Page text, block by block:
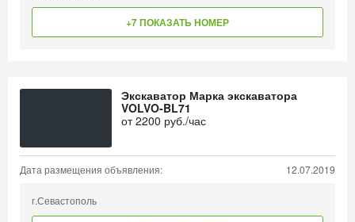
+7 ПОКАЗАТЬ НОМЕР
Экскаватор Марка экскаватора
VOLVO-BL71
от2200 руб./час
Дата размещения объявления: 12.07.2019
г.Севастополь